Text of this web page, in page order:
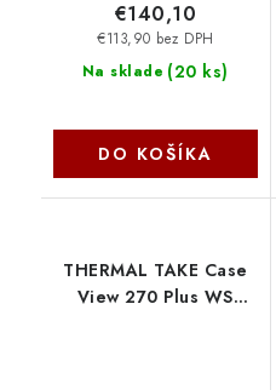
Na sklade (20 ks)
€113,90 bez DPH
€140,10
DO KOŠÍKA
THERMAL TAKE Case
View 270 Plus WS